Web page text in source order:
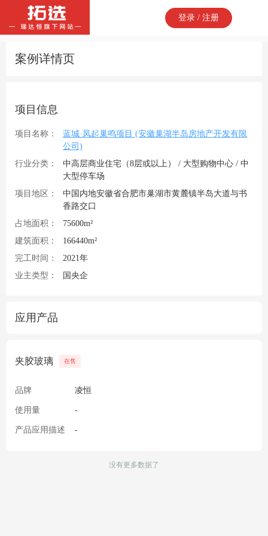
登录 / 注册
案例详情页
项目信息
项目名称：
蓝城·凤起巢鸣项目 (安徽巢湖半岛房地产开发有限
公司)
行业分类：
中高层商业住宅（8层或以上） / 大型购物中心 / 中
大型停车场
项目地区：
中国内地安徽省合肥市巢湖市黄麓镇半岛大道与书
香路交口
占地面积：
75600m²
建筑面积：
166440m²
完工时间：
2021年
业主类型：
国央企
应用产品
夹胶玻璃 在售
品牌 凌恒
使用量 -
产品应用描述 -
没有更多数据了